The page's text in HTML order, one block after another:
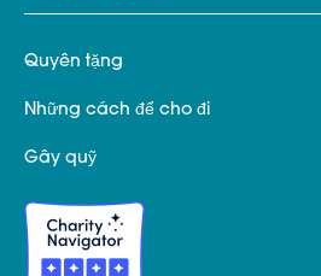
Quyên tặng
Những cách để cho đi
Gây quỹ